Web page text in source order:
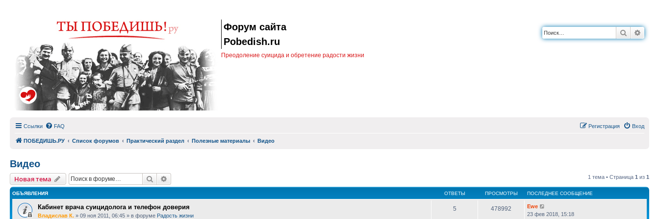
Форум сайта
Pobedish.ru
Преодоление суицида и обретение радости жизни
Поиск
Ссылки FAQ Вход
Регистрация
ПОБЕДИШЬ.РУ Список форумов Практический раздел Полезные материалы Видео
Видео
Новая тема Поиск 1 тема • Страница 1 из 1
ОБЪЯВЛЕНИЯ ОТВЕТЫ ПРОСМОТРЫ ПОСЛЕДНЕЕ СООБЩЕНИЕ
Кабинет врача суицидолога и телефон доверия
Владислав К. » 09 ноя 2011, 06:45 » в форуме Радость жизни
5 478992
Ewe
23 фев 2018, 15:18